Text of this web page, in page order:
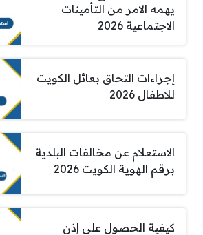
يهمه الامر من التأمينات
الاجتماعية 2026
إجراءات التحاق بعائل الكويت
للاطفال 2026
الاستعلام عن مخالفات البلدية
برقم الهوية الكويت 2026
كيفية الحصول على إذن